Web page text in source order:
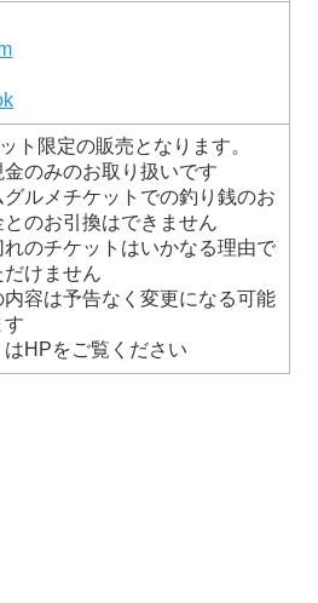
ト限定の販売となります。
金のみのお取り扱いです
グルメチケットでの釣り銭のお
のお引換はできません
れのチケットはいかなる理由で
だけません
内容は予告なく変更になる可能
す
HPをご覧ください